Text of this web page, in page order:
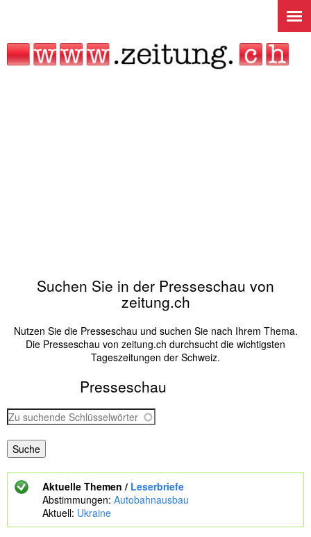
Suchen Sie in der Presseschau von
zeitung.ch
Nutzen Sie die Presseschau und suchen Sie nach Ihrem Thema.
Die Presseschau von zeitung.ch durchsucht die wichtigsten
Tageszeitungen der Schweiz.
Presseschau
Z
u
s
u
Aktuelle Themen / Leserbriefe
Abstimmungen: Autobahnausbau
Aktuell: Ukraine